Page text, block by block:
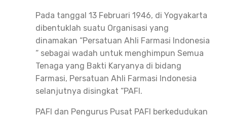
Pada tanggal 13 Februari 1946, di Yogyakarta
dibentuklah suatu Organisasi yang
dinamakan “Persatuan Ahli Farmasi Indonesia
“ sebagai wadah untuk menghimpun Semua
Tenaga yang Bakti Karyanya di bidang
Farmasi, Persatuan Ahli Farmasi Indonesia
selanjutnya disingkat “PAFI.
PAFI dan Pengurus Pusat PAFI berkedudukan